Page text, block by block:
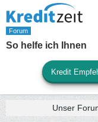
So helfe ich Ihnen
Kredit
Unser